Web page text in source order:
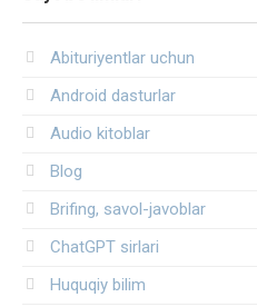
Abituriyentlar uchun
Android dasturlar
Audio kitoblar
Blog
Brifing, savol-javoblar
ChatGPT sirlari
Huquqiy bilim